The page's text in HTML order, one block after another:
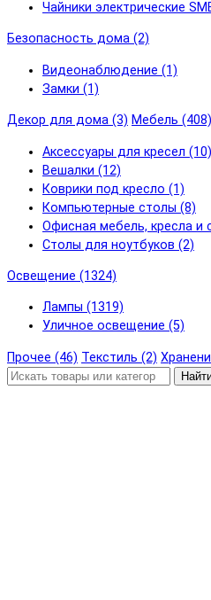
Чайники электрические
Безопасность дома (2)
Видеонаблюдение (1)
Замки (1)
Декор для дома (3) Мебель (408)
Аксессуары для кресел (10)
Вешалки (12)
Коврики под кресло (1)
Компьютерные столы (8)
Офисная мебель, кресла и
Столы для ноутбуков (2)
Освещение (1324)
Лампы (1319)
Уличное освещение (5)
Прочее (46) Текстиль (2)